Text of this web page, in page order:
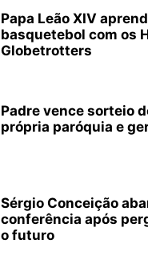
Papa Leão XIV
basquetebol com os
Globetrotters
Padre vence sorteio
própria paróquia e
Sérgio Conceição
conferência após
o futuro